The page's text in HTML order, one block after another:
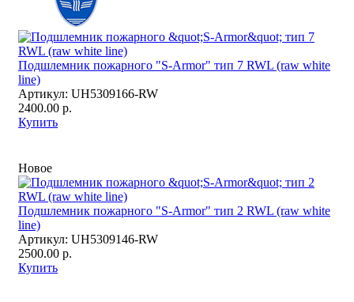
Подшлемник пожарного "S-Armor" тип 7 RWL (raw white
line)
Артикул: UH5309166-RW
2400.00 р.
Купить
Новое
Подшлемник пожарного "S-Armor" тип 2 RWL (raw white
line)
Артикул: UH5309146-RW
2500.00 р.
Купить